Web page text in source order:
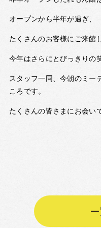
オープンから半年が過ぎ、
たくさんのお客様にご来館
今年はさらにとびっきりの
スタッフ一同、今朝のミー
ころです。
たくさんの皆さまにお会